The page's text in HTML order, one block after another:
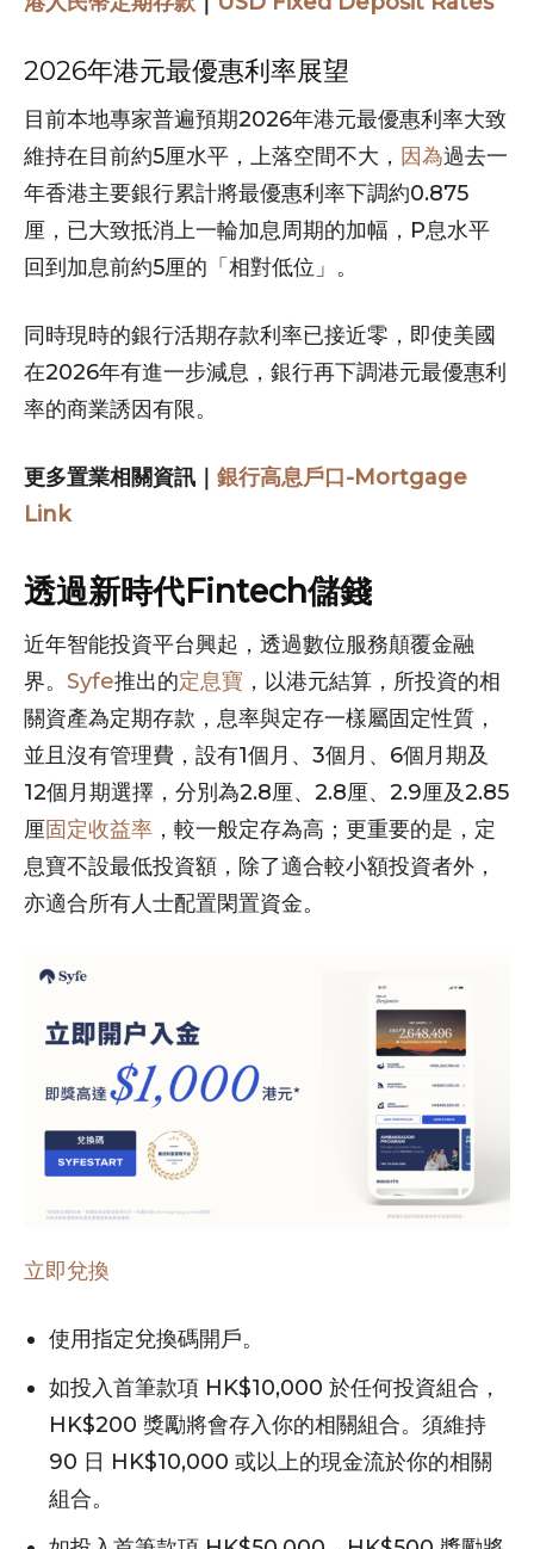
2026年港元最優惠利率展望
目前本地專家普遍預期2026年港元最優惠利率大致
維持在目前約5厘水平，上落空間不大， 因為過去一
年香港主要銀行累計將最優惠利率下調約0.875
厘，已大致抵消上一輪加息周期的加幅，P息水平
回到加息前約5厘的「相對低位」。
同時現時的銀行活期存款利率已接近零，即使美國
在2026年有進一步減息，銀行再下調港元最優惠利
率的商業誘因有限。
更多置業相關資訊｜ 銀行高息戶口-Mortgage
Link
透過新時代Fintech儲錢
近年智能投資平台興起，透過數位服務顛覆金融
界。 Syfe推出的定息寶 ，以港元結算，所投資的相
關資產為定期存款，息率與定存一樣屬固定性質，
並且沒有管理費，設有1個月、3個月、6個月期及
12個月期選擇，分別為2.8厘、2.8厘、2.9厘及2.85
厘固定收益率 ，較一般定存為高；更重要的是，定
息寶不設最低投資額，除了適合較小額投資者外，
亦適合所有人士配置閑置資金。
立即兌換
使用指定兌換碼開戶。
如投入首筆款項 HK$10,000 於任何投資組合，
HK$200 獎勵將會存入你的相關組合。須維持
90 日 HK$10,000 或以上的現金流於你的相關
組合。